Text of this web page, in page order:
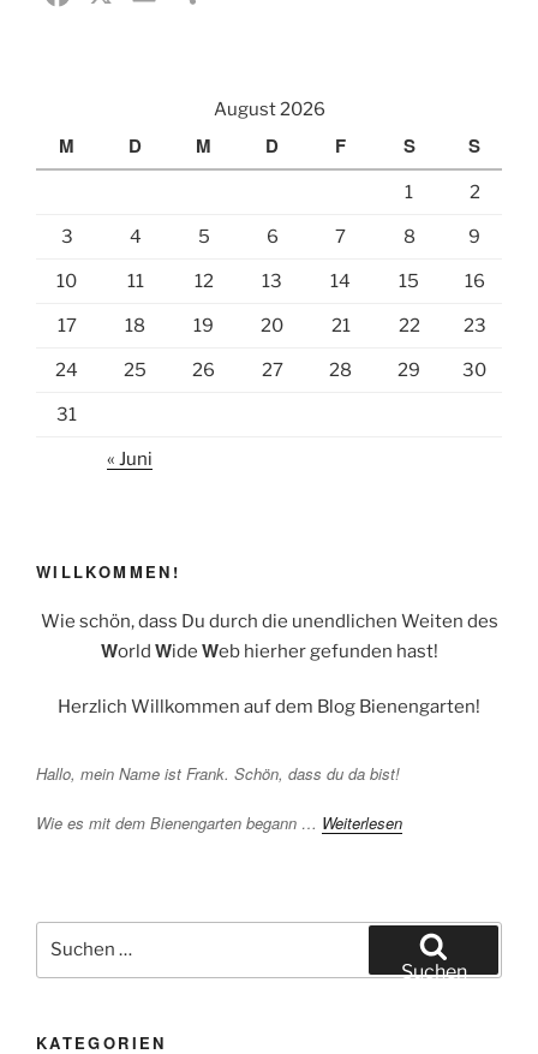
August 2026
M D M D F S S
1 2
3 4 5 6 7 8 9
10 11 12 13 14 15 16
17 18 19 20 21 22 23
24 25 26 27 28 29 30
31
« Juni
WILLKOMMEN!
Wie schön, dass Du durch die unendlichen Weiten des
World Wide Web hierher gefunden hast!
Herzlich Willkommen auf dem Blog Bienengarten!
Hallo, mein Name ist Frank. Schön, dass du da bist!
Wie es mit dem Bienengarten begann … Weiterlesen
Suchen
nach:
Suchen
KATEGORIEN